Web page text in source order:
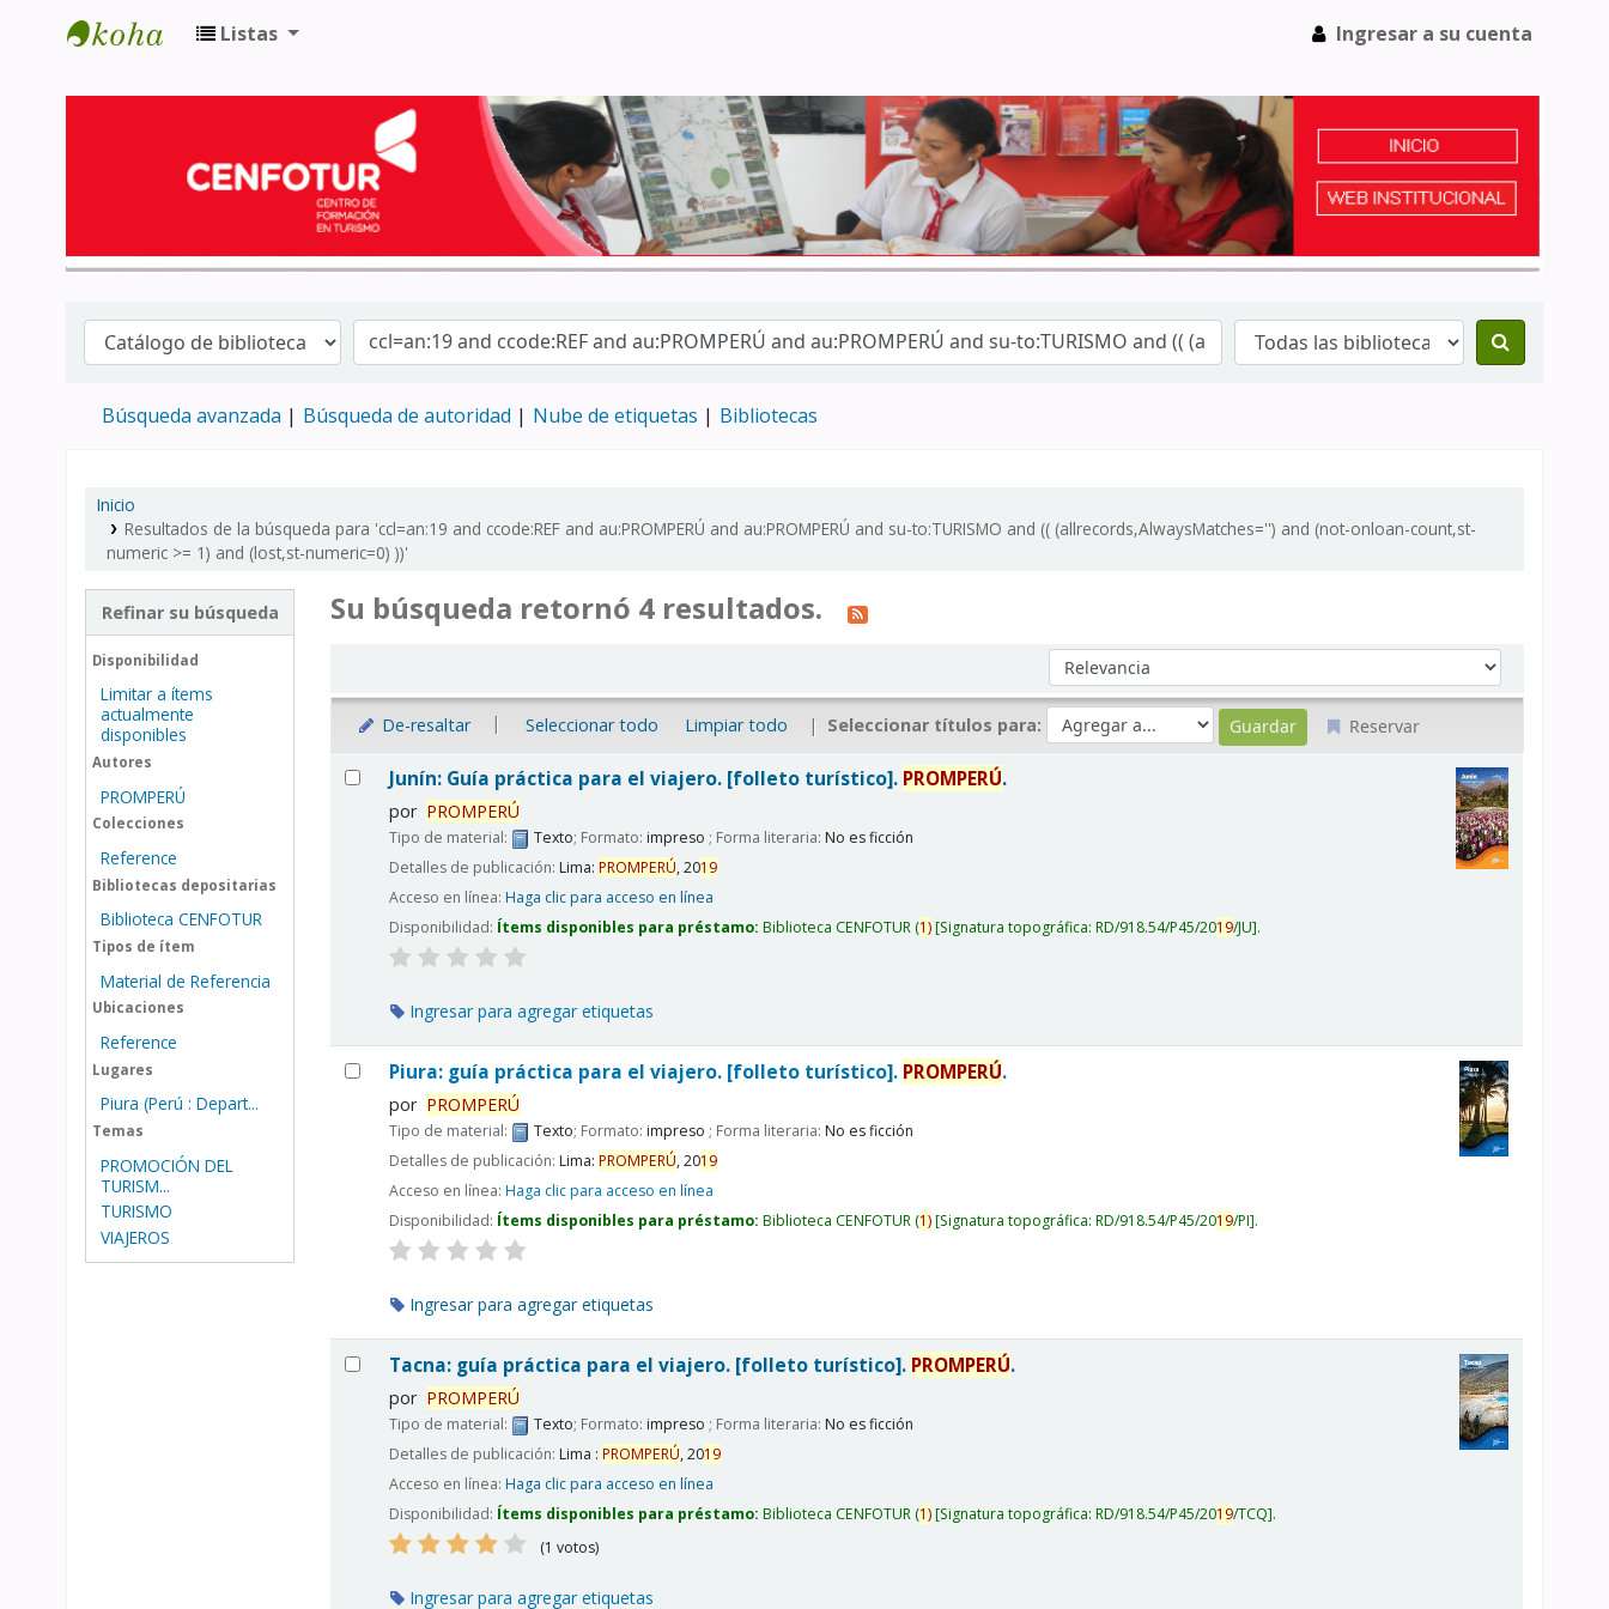
Listas Ingresar a su cuenta
Búsqueda avanzada Búsqueda de autoridad Nube de etiquetas Bibliotecas
Inicio
Resultados de la búsqueda para 'ccl=an:19 and ccode:REF and au:PROMPERÚ and au:PROMPERÚ and su-to:TURISMO and (( (allrecords,AlwaysMatches='') and (not-onloan-count,st-
numeric >= 1) and (lost,st-numeric=0) ))'
Refinar su búsqueda
Disponibilidad
Limitar a ítems
actualmente
disponibles
Autores
PROMPERÚ
Colecciones
Reference
Bibliotecas depositarias
Biblioteca CENFOTUR
Tipos de ítem
Material de Referencia
Ubicaciones
Reference
Lugares
Piura (Perú : Depart...
Temas
PROMOCIÓN DEL
TURISM...
TURISMO
VIAJEROS
Su búsqueda retornó 4 resultados.
Ordenar por:
De-resaltar Seleccionar todo Limpiar todo Seleccionar títulos para: Reservar
Resultados
Junín: Guía práctica para el viajero. [folleto turístico]. PROMPERÚ.
por PROMPERÚ
Tipo de material: Texto; Formato:impreso ; Forma literaria:No es ficción
Detalles de publicación:Lima: PROMPERÚ,2019
Acceso en línea:Haga clic para acceso en línea
Disponibilidad: Ítems disponibles para préstamo:Biblioteca CENFOTUR (1) Signatura topográfica:RD/918.54/P45/2019/JU .
Ingresar para agregar etiquetas
Piura: guía práctica para el viajero. [folleto turístico]. PROMPERÚ.
por PROMPERÚ
Tipo de material: Texto; Formato:impreso ; Forma literaria:No es ficción
Detalles de publicación:Lima:PROMPERÚ,2019
Acceso en línea:Haga clic para acceso en línea
Disponibilidad: Ítems disponibles para préstamo:Biblioteca CENFOTUR (1) Signatura topográfica:RD/918.54/P45/2019/PI .
Ingresar para agregar etiquetas
Tacna: guía práctica para el viajero. [folleto turístico]. PROMPERÚ.
por PROMPERÚ
Tipo de material: Texto; Formato:impreso ; Forma literaria:No es ficción
Detalles de publicación:Lima : PROMPERÚ,2019
Acceso en línea:Haga clic para acceso en línea
Disponibilidad: Ítems disponibles para préstamo:Biblioteca CENFOTUR (1) Signatura topográfica:RD/918.54/P45/2019/TCQ .
(1 votos)
Ingresar para agregar etiquetas